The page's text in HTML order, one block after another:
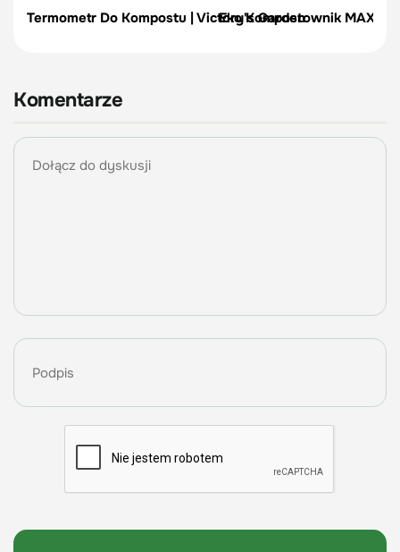
Termometr Do Kompostu | Victory's Garden
Eko Kompostownik
Komentarze